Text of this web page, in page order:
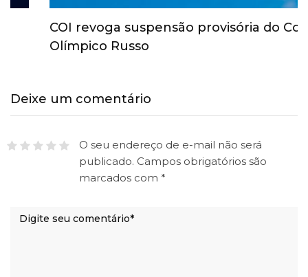
COI revoga suspensão provisória do Comitê
Olímpico Russo
Deixe um comentário
O seu endereço de e-mail não será
publicado. Campos obrigatórios são
marcados com *